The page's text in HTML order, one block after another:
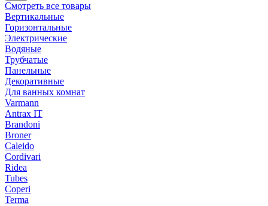
Смотреть все товары
Вертикальные
Горизонтальные
Электрические
Водяные
Трубчатые
Панельные
Декоративные
Для ванных комнат
Varmann
Antrax IT
Brandoni
Broner
Caleido
Cordivari
Ridea
Tubes
Coperi
Terma